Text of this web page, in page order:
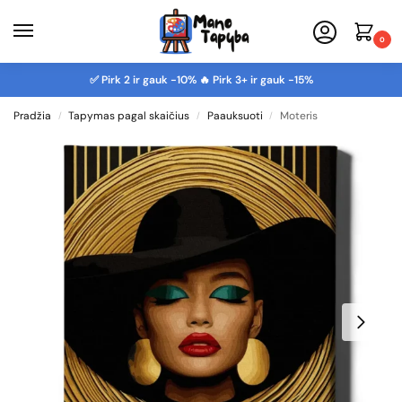
0
✅ Pirk 2 ir gauk -10% 🔥 Pirk 3+ ir gauk -15%
Pradžia / Tapymas pagal skaičius / Paauksuoti / Moteris